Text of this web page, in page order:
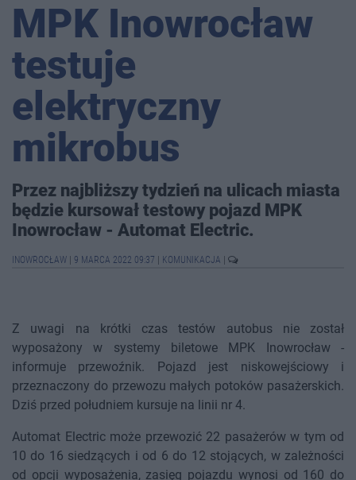
MPK Inowrocław
testuje
elektryczny
mikrobus
Przez najbliższy tydzień na ulicach miasta
będzie kursował testowy pojazd MPK
Inowrocław - Automat Electric.
INOWROCŁAW 9 MARCA 2022 09:37 KOMUNIKACJA
Z uwagi na krótki czas testów autobus nie został
wyposażony w systemy biletowe MPK Inowrocław -
informuje przewoźnik. Pojazd jest niskowejściowy i
przeznaczony do przewozu małych potoków pasażerskich.
Dziś przed południem kursuje na linii nr 4.
Automat Electric może przewozić 22 pasażerów w tym od
10 do 16 siedzących i od 6 do 12 stojących, w zależności
od opcji wyposażenia, zasięg pojazdu wynosi od 160 do